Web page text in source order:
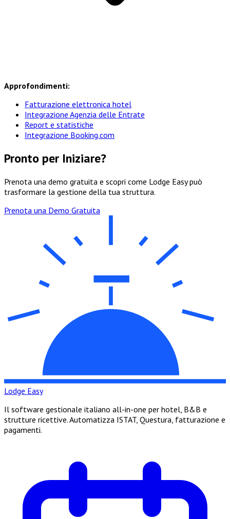
Approfondimenti:
Fatturazione elettronica hotel
Integrazione Agenzia delle Entrate
Report e statistiche
Integrazione Booking.com
Pronto per Iniziare?
Prenota una demo gratuita e scopri come Lodge Easy può
trasformare la gestione della tua struttura.
Prenota una Demo Gratuita
Lodge Easy
Il software gestionale italiano all-in-one per hotel, B&B e
strutture ricettive. Automatizza ISTAT, Questura, fatturazione e
pagamenti.